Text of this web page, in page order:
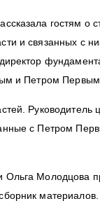
и связанных с
и Петром Первым.
с Петром
Ольга
материалов.